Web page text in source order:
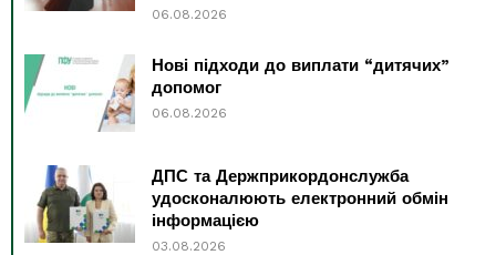
06.08.2026
Нові підходи до виплати “дитячих”
допомог
06.08.2026
ДПС та Держприкордонслужба
удосконалюють електронний обмін
інформацією
03.08.2026